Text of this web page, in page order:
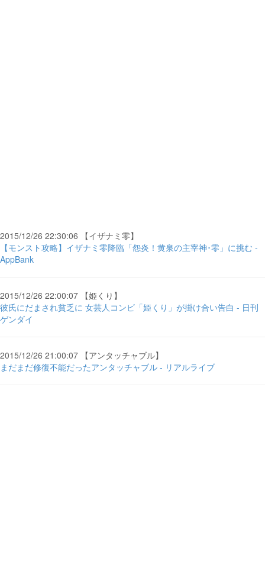
2015/12/26 22:30:06 【イザナミ零】
【モンスト攻略】イザナミ零降臨「怨炎！黄泉の主宰神･零」に挑む -
AppBank
2015/12/26 22:00:07 【姫くり】
彼氏にだまされ貧乏に 女芸人コンビ「姫くり」が掛け合い告白 - 日刊
ゲンダイ
2015/12/26 21:00:07 【アンタッチャブル】
まだまだ修復不能だったアンタッチャブル - リアルライブ